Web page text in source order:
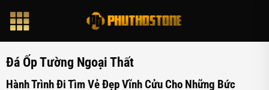
qua
Đá Ốp Tường Ngoại Thất
Hành Trình Đi Tìm Vẻ Đẹp Vĩnh Cửu Cho Những Bức